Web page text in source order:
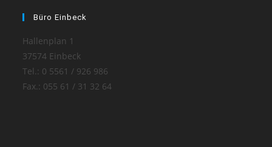
Büro Einbeck
Hallenplan 1
37574 Einbeck
Tel.: 0 5561 / 926 986
Fax.: 055 61 / 31 32 64